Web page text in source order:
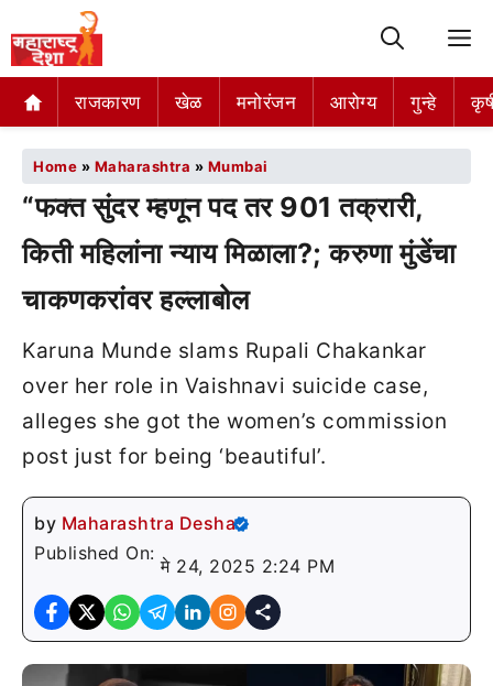
राजकारण खेळ मनोरंजन आरोग्य गुन्हे
Home » Maharashtra » Mumbai
“फक्त सुंदर म्हणून पद तर 901 तक्रारी,
किती महिलांना न्याय मिळाला?; करुणा मुंडेंचा
चाकणकरांवर हल्लाबोल
Karuna Munde slams Rupali Chakankar
over her role in Vaishnavi suicide case,
alleges she got the women’s commission
post just for being ‘beautiful’.
by Maharashtra Desha
Published On:
मे 24, 2025 2:24 PM